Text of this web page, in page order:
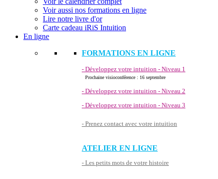
Voir aussi nos formations en ligne
Lire notre livre d'or
Carte cadeau iRiS Intuition
En ligne
FORMATIONS EN LIGNE
- Développez votre intuition - Niveau 1
Prochaine visioconférence : 16 septembre
- Développez votre intuition - Niveau 2
- Développez votre intuition - Niveau 3
- Prenez contact avec votre intuition
ATELIER EN LIGNE
- Les petits mots de votre histoire